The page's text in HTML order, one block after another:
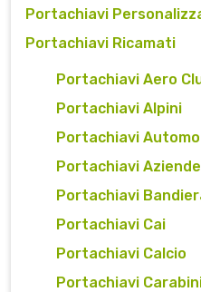
Portachiavi
Portachiavi Ricamati
Portachiavi Aero
Portachiavi Alpini
Portachiavi
Portachiavi
Portachiavi
Portachiavi Cai
Portachiavi Calcio
Portachiavi